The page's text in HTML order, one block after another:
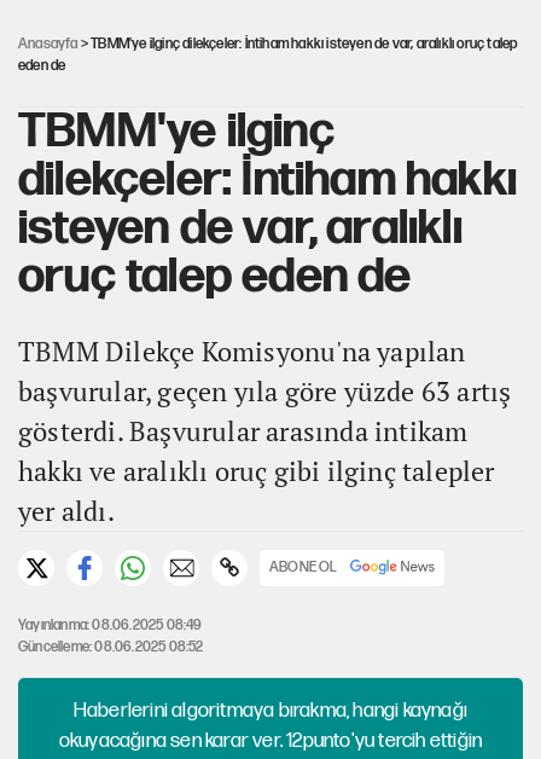
Anasayfa > TBMM'ye ilginç dilekçeler: İntiham hakkı isteyen de var, aralıklı oruç talep
eden de
TBMM'ye ilginç
dilekçeler: İntiham hakkı
isteyen de var, aralıklı
oruç talep eden de
TBMM Dilekçe Komisyonu'na yapılan
başvurular, geçen yıla göre yüzde 63 artış
gösterdi. Başvurular arasında intikam
hakkı ve aralıklı oruç gibi ilginç talepler
yer aldı.
ABONE OL
Yayınlanma: 08.06.2025 08:49
Güncelleme: 08.06.2025 08:52
Haberlerini algoritmaya bırakma, hangi kaynağı
okuyacağına sen karar ver. 12punto'yu tercih ettiğin